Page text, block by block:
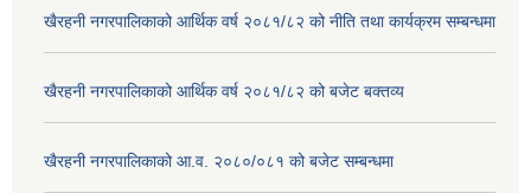
खैरहनी नगरपालिकाको आर्थिक वर्ष २०८१/८२ को नीति तथा कार्यक्रम सम्बन्धमा
खैरहनी नगरपालिकाको आर्थिक वर्ष २०८१/८२ को बजेट बक्तव्य
खैरहनी नगरपालिकाको आ.व. २०८०/०८१ को बजेट सम्बन्धमा